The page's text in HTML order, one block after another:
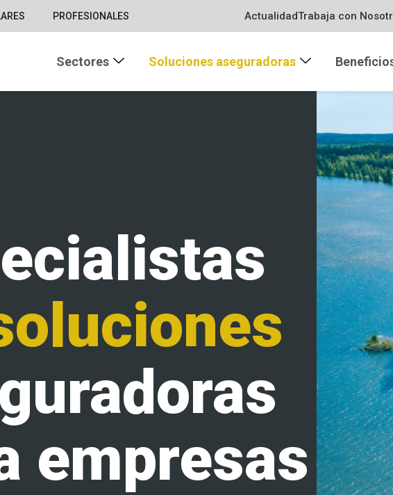
PROFESIONALES ActualidadTrabaja con
Sectores Soluciones aseguradoras
empresas